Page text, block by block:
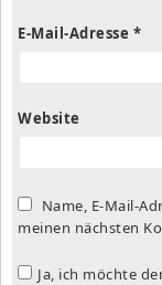
E-Mail-Adresse *
Website
Name, E-Mail-
meinen nächsten
Ja, ich möchte